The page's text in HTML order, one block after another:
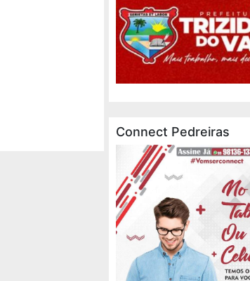
Connect Pedreiras